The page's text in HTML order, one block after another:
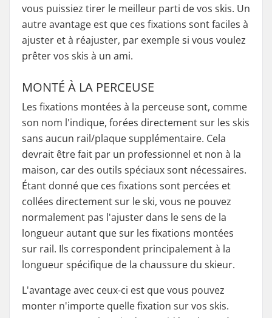
vous puissiez tirer le meilleur parti de vos skis. Un
autre avantage est que ces fixations sont faciles à
ajuster et à réajuster, par exemple si vous voulez
prêter vos skis à un ami.
MONTÉ À LA PERCEUSE
Les fixations montées à la perceuse sont, comme
son nom l'indique, forées directement sur les skis
sans aucun rail/plaque supplémentaire. Cela
devrait être fait par un professionnel et non à la
maison, car des outils spéciaux sont nécessaires.
Étant donné que ces fixations sont percées et
collées directement sur le ski, vous ne pouvez
normalement pas l'ajuster dans le sens de la
longueur autant que sur les fixations montées
sur rail. Ils correspondent principalement à la
longueur spécifique de la chaussure du skieur.
L'avantage avec ceux-ci est que vous pouvez
monter n'importe quelle fixation sur vos skis.